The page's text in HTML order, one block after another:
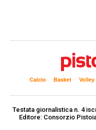
Calcio Basket Volley
Testata giornalistica n. 4
Editore: Consorzio